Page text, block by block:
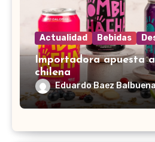
Actualidad Bebidas
Importadora apuesta
chilena
Eduardo Baez